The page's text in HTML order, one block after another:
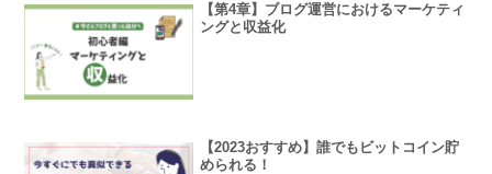
【第4章】ブログ運営におけるマーケティ
ングと収益化
【2023おすすめ】誰でもビットコイン貯
められる！